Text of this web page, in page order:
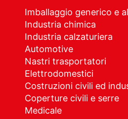
Imballaggio generico e
Industria chimica
Industria calzaturiera
Automotive
Nastri trasportatori
Elettrodomestici
Costruzioni civili ed
Coperture civili e serre
Medicale